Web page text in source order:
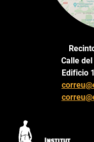
Calle
Edificio